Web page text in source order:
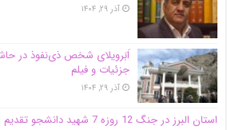
آذر ۲۹, ۱۴۰۴
اَبَر‌ویلای شخص ذی‌نفوذ در
جزئیات و فیلم
آذر ۲۹, ۱۴۰۴
استان البرز در جنگ 12 روزه 7 شهید دانشجو تقدیم انقلاب کرد